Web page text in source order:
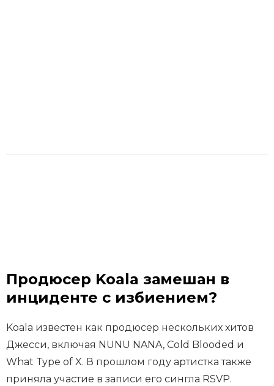
Продюсер Koala замешан в
инциденте с избиением?
Koala известен как продюсер нескольких хитов
Джесси, включая NUNU NANA, Cold Blooded и
What Type of X. В прошлом году артистка также
приняла участие в записи его сингла RSVP.